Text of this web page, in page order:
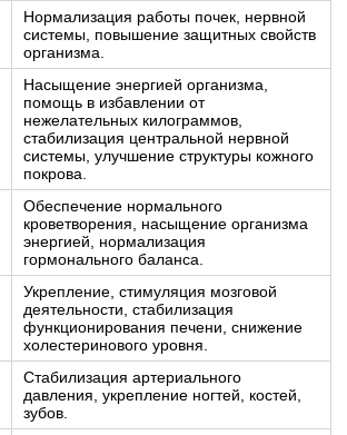
Нормализация работы почек, нервной
системы, повышение защитных свойств
организма.
Насыщение энергией организма,
помощь в избавлении от
нежелательных килограммов,
стабилизация центральной нервной
системы, улучшение структуры кожного
покрова.
Обеспечение нормального
кроветворения, насыщение организма
энергией, нормализация
гормонального баланса.
Укрепление, стимуляция мозговой
деятельности, стабилизация
функционирования печени, снижение
холестеринового уровня.
Стабилизация артериального
давления, укрепление ногтей, костей,
зубов.